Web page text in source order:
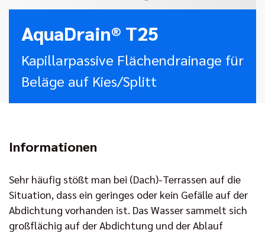
AquaDrain® T25
Kapillarpassive Flächendrainage für
Beläge auf Kies/Splitt
Informationen
Sehr häufig stößt man bei (Dach)-Terrassen auf die
Situation, dass ein geringes oder kein Gefälle auf der
Abdichtung vorhanden ist. Das Wasser sammelt sich
großflächig auf der Abdichtung und der Ablauf